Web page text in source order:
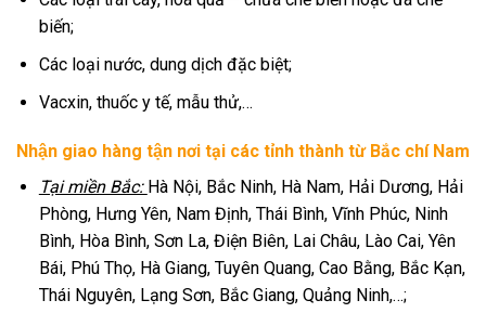
biến;
Các loại nước, dung dịch đặc biệt;
Vacxin, thuốc y tế, mẫu thử,…
Nhận giao hàng tận nơi tại các tỉnh thành từ Bắc chí Nam
Tại miền Bắc: Hà Nội, Bắc Ninh, Hà Nam, Hải Dương, Hải
Phòng, Hưng Yên, Nam Định, Thái Bình, Vĩnh Phúc, Ninh
Bình, Hòa Bình, Sơn La, Điện Biên, Lai Châu, Lào Cai, Yên
Bái, Phú Thọ, Hà Giang, Tuyên Quang, Cao Bằng, Bắc Kạn,
Thái Nguyên, Lạng Sơn, Bắc Giang, Quảng Ninh,…;